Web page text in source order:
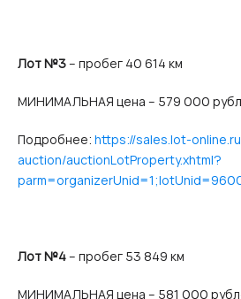
Лот №3– пробег 40 614 км
МИНИМАЛЬНАЯ цена – 579 000
Подробнее: https://sales.lot-
auction/auctionLotProperty.xhtml?
Лот №4– пробег 53 849 км
МИНИМАЛЬНАЯ цена – 581 000